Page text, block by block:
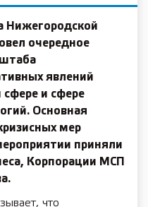
Нижегородской
очередное
штаба
явлений
сфере и сфере
Основная
мер
приняли
Корпорации МСП
что